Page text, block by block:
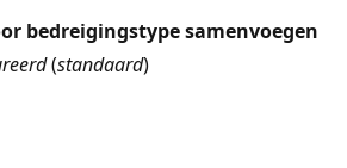
bedreigingstype samenvoegen
(standaard)